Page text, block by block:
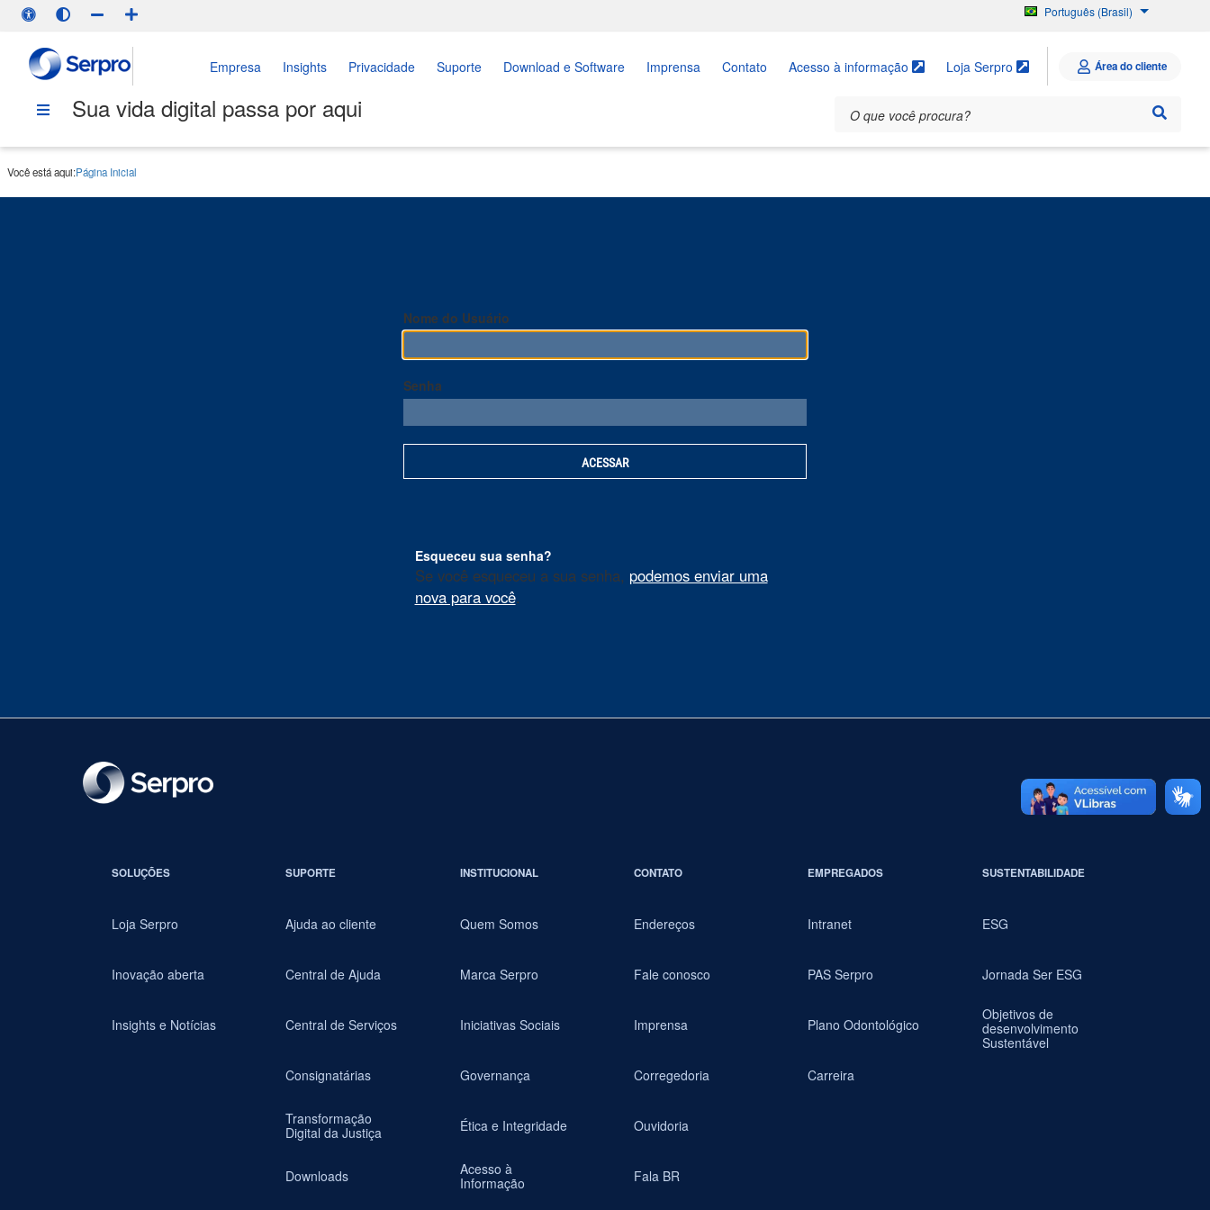
Português (Brasil)
Empresa Insights Privacidade Suporte Download e Software Imprensa Contato Acesso à informação Loja Serpro Área do cliente
Sua vida digital passa por aqui
Você está aqui:Página Inicial
Nome do Usuário
Senha
Esqueceu sua senha?
Se você esqueceu a sua senha, podemos enviar uma
nova para você.
SOLUÇÕES
Loja Serpro
Inovação aberta
Insights e Notícias
SUPORTE
Ajuda ao cliente
Central de Ajuda
Central de Serviços
Consignatárias
Transformação
Digital da Justiça
Downloads
INSTITUCIONAL
Quem Somos
Marca Serpro
Iniciativas Sociais
Governança
Ética e Integridade
Acesso à
Informação
CONTATO
Endereços
Fale conosco
Imprensa
Corregedoria
Ouvidoria
Fala BR
EMPREGADOS
Intranet
PAS Serpro
Plano Odontológico
Carreira
SUSTENTABILIDADE
ESG
Jornada Ser ESG
Objetivos de
desenvolvimento
Sustentável